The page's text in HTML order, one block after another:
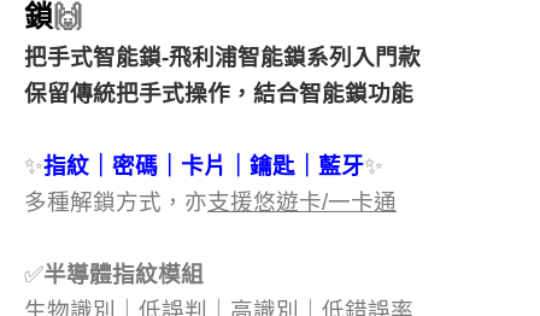
鎖🙌
把手式智能鎖-飛利浦智能鎖系列入門款
保留傳統把手式操作，結合智能鎖功能
✨指紋｜密碼｜卡片｜鑰匙｜藍牙✨
多種解鎖方式，亦支援悠遊卡/一卡通
✅半導體指紋模組
生物識別｜低誤判｜高識別｜低錯誤率